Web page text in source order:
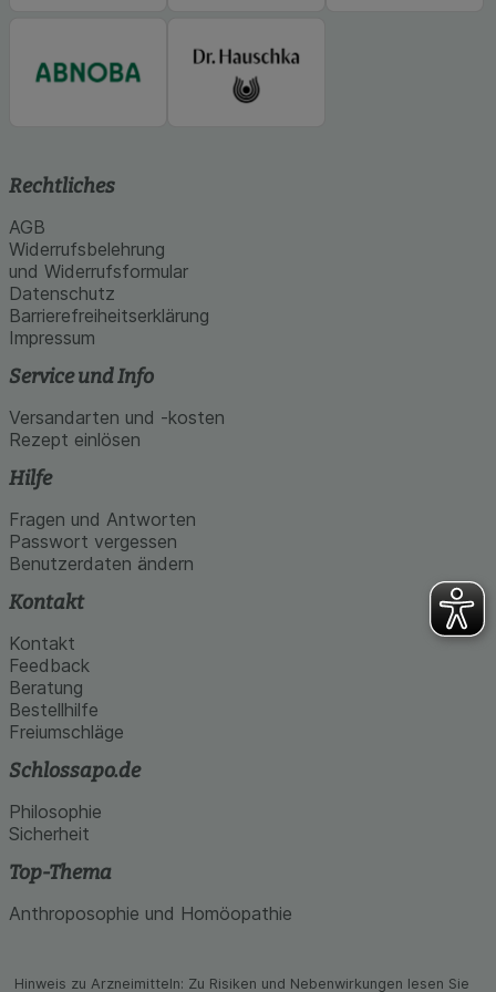
Rechtliches
AGB
Widerrufsbelehrung
und Widerrufsformular
Datenschutz
Barrierefreiheitserklärung
Impressum
Service und Info
Versandarten und -kosten
Rezept einlösen
Hilfe
Fragen und Antworten
Passwort vergessen
Benutzerdaten ändern
Kontakt
Kontakt
Feedback
Beratung
Bestellhilfe
Freiumschläge
Schlossapo.de
Philosophie
Sicherheit
Top-Thema
Anthroposophie und Homöopathie
Hinweis zu Arzneimitteln: Zu Risiken und Neben­wirkungen lesen Sie